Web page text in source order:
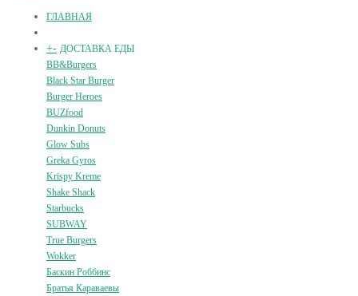
ГЛАВНАЯ
+- ДОСТАВКА ЕДЫ
BB&Burgers
Black Star Burger
Burger Heroes
BUZfood
Dunkin Donuts
Glow Subs
Greka Gyros
Krispy Kreme
Shake Shack
Starbucks
SUBWAY
True Burgers
Wokker
Баскин Роббинс
Братья Караваевы